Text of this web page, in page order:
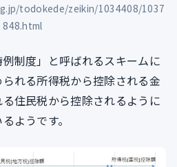
todokede/zeikin/1034408/1037
848.html
制度」と呼ばれるスキームに
れる所得税から控除される金
住民税から控除されるように
ようです。